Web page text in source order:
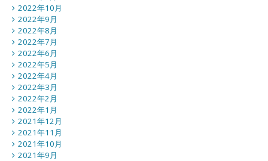
2022年10月
2022年9月
2022年8月
2022年7月
2022年6月
2022年5月
2022年4月
2022年3月
2022年2月
2022年1月
2021年12月
2021年11月
2021年10月
2021年9月